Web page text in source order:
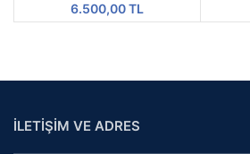
6.500,00TL
İLETİŞİM VE ADRES